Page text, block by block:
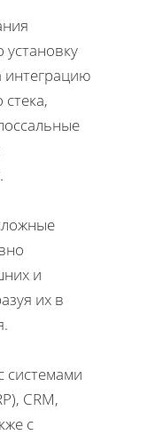
установку
интеграцию
и
их в
системами
CRM,
с